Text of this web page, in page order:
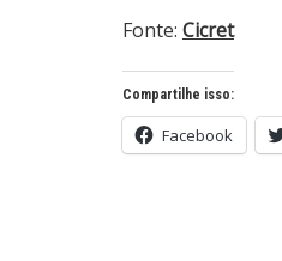
Fonte: Cicret
Compartilhe isso:
Facebook